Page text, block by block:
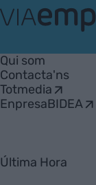
Empresa
Qui som
Contacta'ns
Totmedia
EnpresaBIDEA
Última Hora